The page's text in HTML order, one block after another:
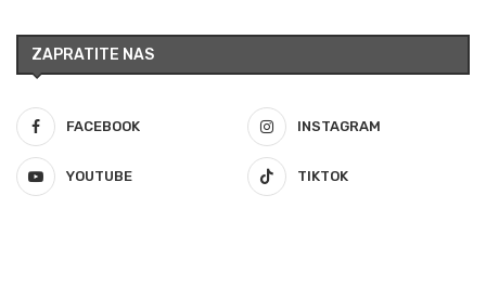
ZAPRATITE NAS
FACEBOOK INSTAGRAM
YOUTUBE TIKTOK